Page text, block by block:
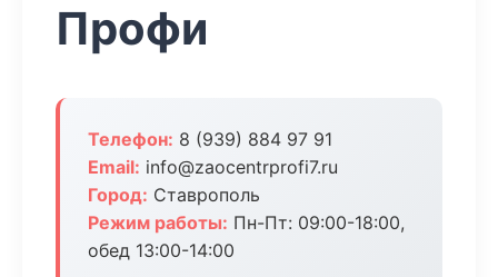
Профи
Телефон: 8 (939) 884 97 91
Email: info@zaocentrprofi7.ru
Город: Ставрополь
Режим работы: Пн-Пт: 09:00-18:00,
обед 13:00-14:00